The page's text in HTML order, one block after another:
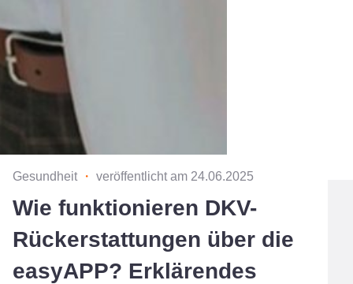
Gesundheit ・ veröffentlicht am 24.06.2025
Wie funktionieren DKV-
Rückerstattungen über die
easyAPP? Erklärendes